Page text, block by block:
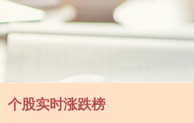
个股实时涨跌榜